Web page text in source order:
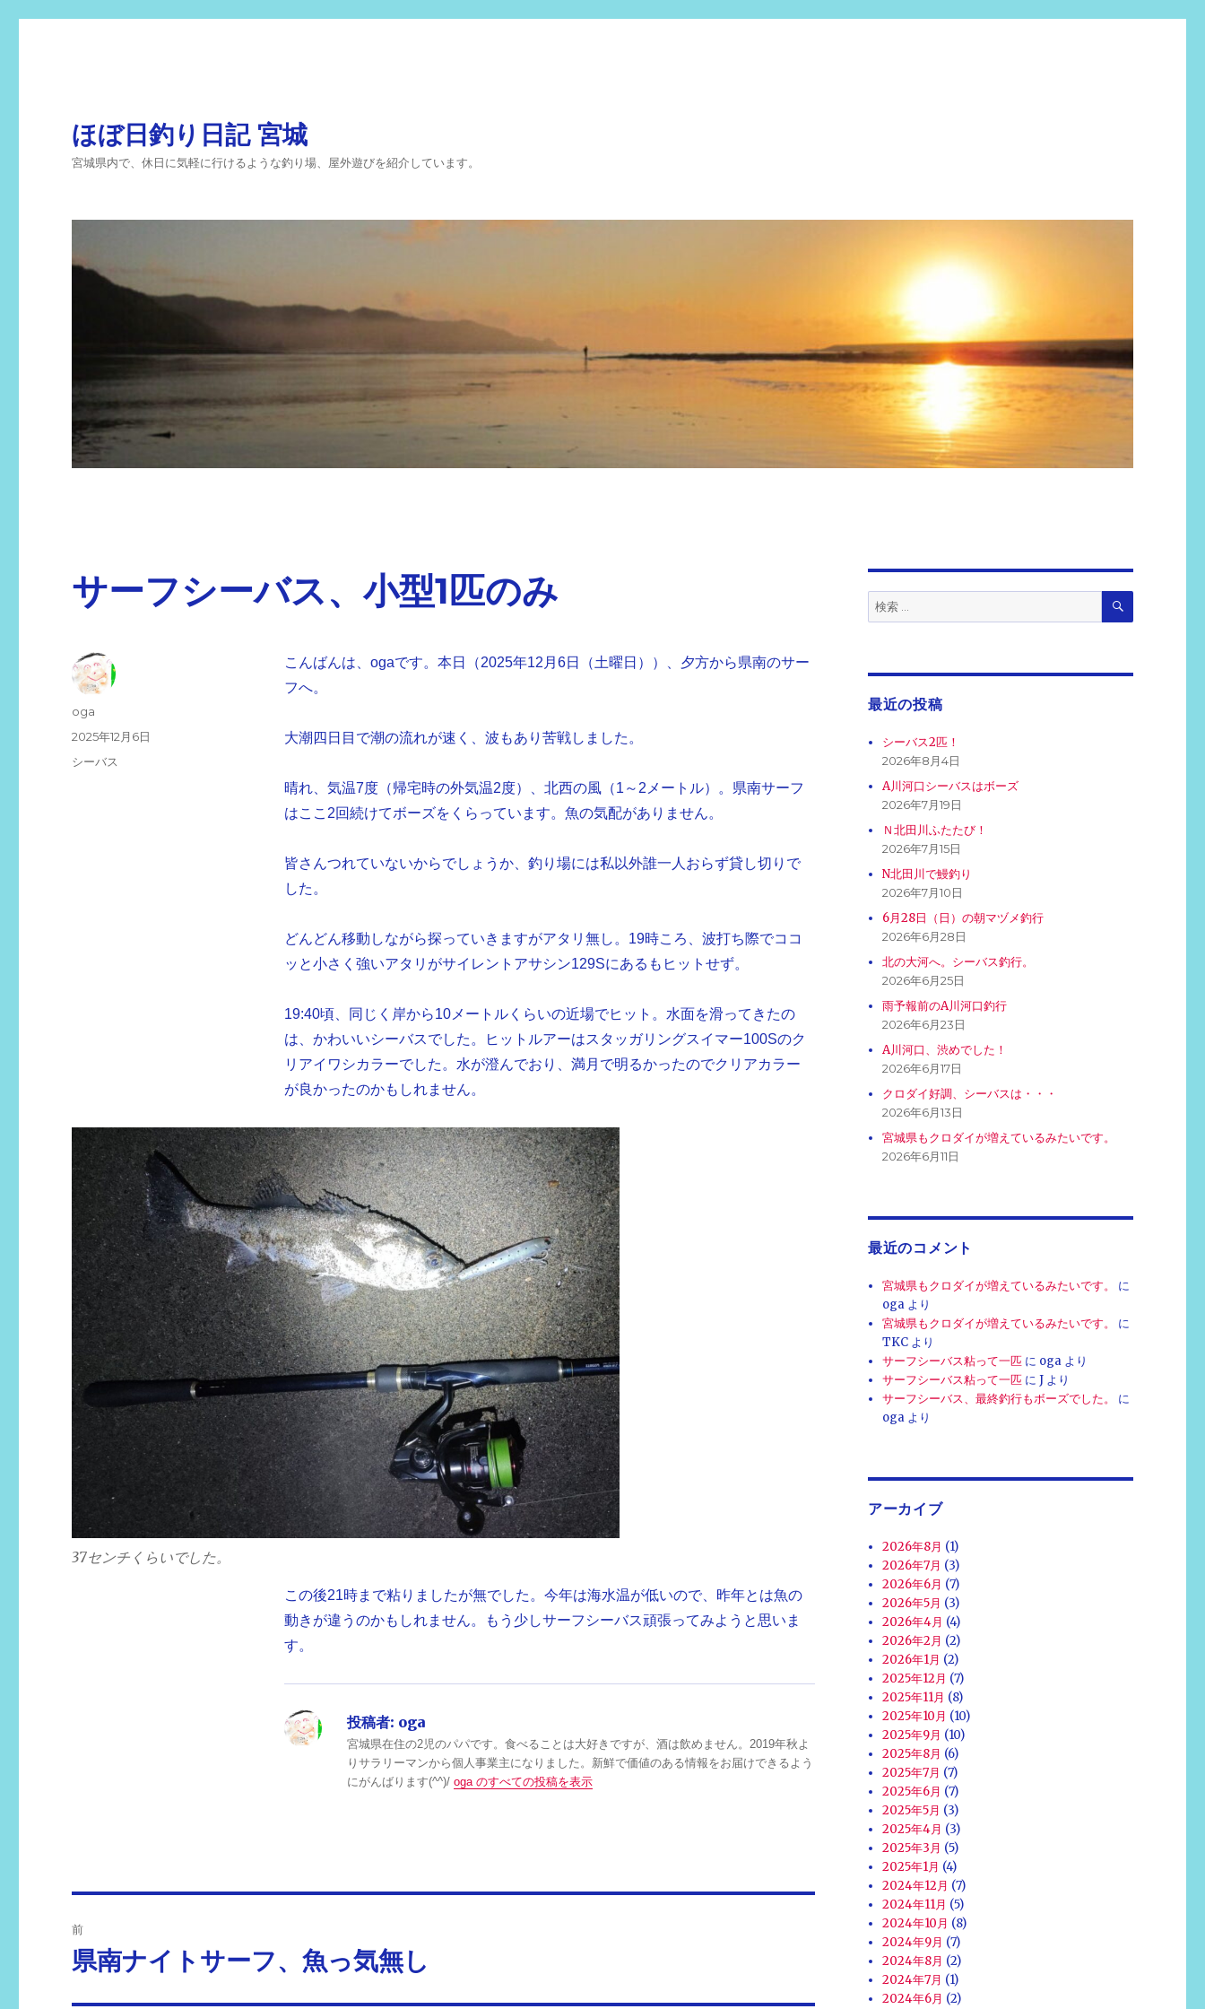
ほぼ日釣り日記 宮城
宮城県内で、休日に気軽に行けるような釣り場、屋外遊びを紹介しています。
サーフシーバス、小型1匹のみ
こんばんは、ogaです。本日（2025年12月6日（土曜日））、夕方から県南のサー
フへ。
大潮四日目で潮の流れが速く、波もあり苦戦しました。
晴れ、気温7度（帰宅時の外気温2度）、北西の風（1～2メートル）。県南サーフ
はここ2回続けてボーズをくらっています。魚の気配がありません。
皆さんつれていないからでしょうか、釣り場には私以外誰一人おらず貸し切りで
した。
どんどん移動しながら探っていきますがアタリ無し。19時ころ、波打ち際でココ
ッと小さく強いアタリがサイレントアサシン129Sにあるもヒットせず。
19:40頃、同じく岸から10メートルくらいの近場でヒット。水面を滑ってきたの
は、かわいいシーバスでした。ヒットルアーはスタッガリングスイマー100Sのク
リアイワシカラーでした。水が澄んでおり、満月で明るかったのでクリアカラー
が良かったのかもしれません。
37センチくらいでした。
この後21時まで粘りましたが無でした。今年は海水温が低いので、昨年とは魚の
動きが違うのかもしれません。もう少しサーフシーバス頑張ってみようと思いま
す。
投稿者: oga
宮城県在住の2児のパパです。食べることは大好きですが、酒は飲めません。2019年秋よ
りサラリーマンから個人事業主になりました。新鮮で価値のある情報をお届けできるよう
にがんばります(^^)/ oga のすべての投稿を表示
投
oga
投
2025年12月6日
カ
シーバス
稿
前
前
県南ナイトサーフ、魚っ気無し
検
索:
検
最近の投稿
シーバス2匹！
2026年8月4日
A川河口シーバスはボーズ
2026年7月19日
Ｎ北田川ふたたび！
2026年7月15日
N北田川で鰻釣り
2026年7月10日
6月28日（日）の朝マヅメ釣行
2026年6月28日
北の大河へ。シーバス釣行。
2026年6月25日
雨予報前のA川河口釣行
2026年6月23日
A川河口、渋めでした！
2026年6月17日
クロダイ好調、シーバスは・・・
2026年6月13日
宮城県もクロダイが増えているみたいです。
2026年6月11日
最近のコメント
宮城県もクロダイが増えているみたいです。
に
oga より
宮城県もクロダイが増えているみたいです。
に
TKC より
サーフシーバス粘って一匹 に oga より
サーフシーバス粘って一匹 にJ より
サーフシーバス、最終釣行もボーズでした。
に
oga より
アーカイブ
2026年8月 (1)
2026年7月 (3)
2026年6月 (7)
2026年5月 (3)
2026年4月 (4)
2026年2月 (2)
2026年1月 (2)
2025年12月 (7)
2025年11月 (8)
2025年10月 (10)
2025年9月 (10)
2025年8月 (6)
2025年7月 (7)
2025年6月 (7)
2025年5月 (3)
2025年4月 (3)
2025年3月 (5)
2025年1月 (4)
2024年12月 (7)
2024年11月 (5)
2024年10月 (8)
2024年9月 (7)
2024年8月 (2)
2024年7月 (1)
2024年6月 (2)